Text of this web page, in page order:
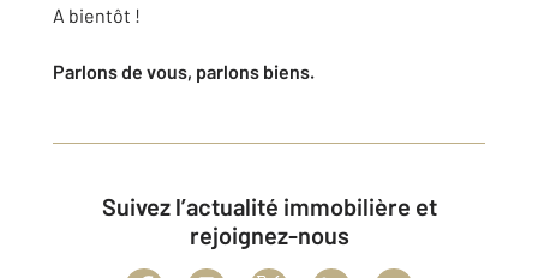
A bientôt !
Parlons de vous, parlons biens.
Suivez l’actualité immobilière et
rejoignez-nous